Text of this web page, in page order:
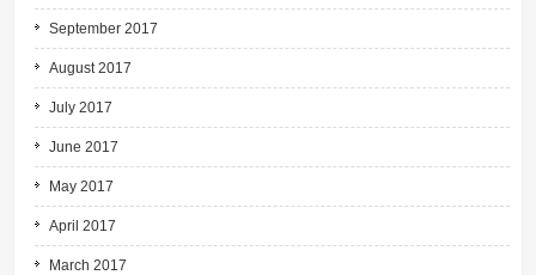
September 2017
August 2017
July 2017
June 2017
May 2017
April 2017
March 2017